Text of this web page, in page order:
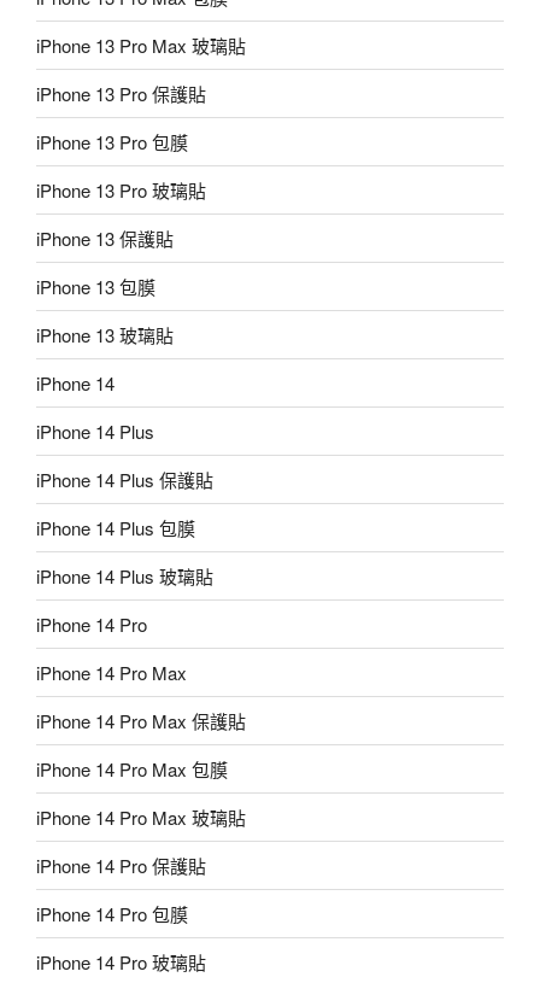
iPhone 13 Pro Max 玻璃貼
iPhone 13 Pro 保護貼
iPhone 13 Pro 包膜
iPhone 13 Pro 玻璃貼
iPhone 13 保護貼
iPhone 13 包膜
iPhone 13 玻璃貼
iPhone 14
iPhone 14 Plus
iPhone 14 Plus 保護貼
iPhone 14 Plus 包膜
iPhone 14 Plus 玻璃貼
iPhone 14 Pro
iPhone 14 Pro Max
iPhone 14 Pro Max 保護貼
iPhone 14 Pro Max 包膜
iPhone 14 Pro Max 玻璃貼
iPhone 14 Pro 保護貼
iPhone 14 Pro 包膜
iPhone 14 Pro 玻璃貼